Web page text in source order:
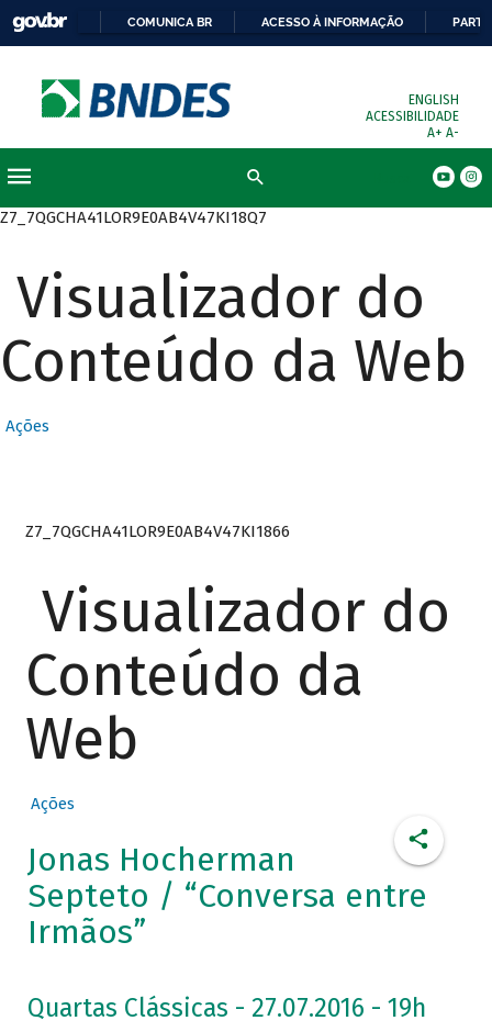
COMUNICA BR ACESSO À INFORMAÇÃO
ENGLISH
ACESSIBILIDADE
A+ A-
Z7_7QGCHA41LOR9E0AB4V47KI18Q7
Visualizador do
Conteúdo da Web
Ações
Z7_7QGCHA41LOR9E0AB4V47KI1866
Visualizador do
Conteúdo da
Web
Ações
Jonas Hocherman
Septeto / “Conversa entre
Irmãos”
Quartas Clássicas - 27.07.2016 - 19h